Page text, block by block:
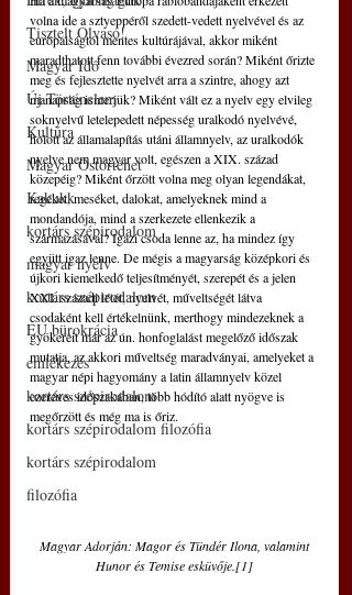
Tisztelt Olvasó!
Magyar Idő
Új Történelem
Kultúra
Magyar Őstörténet
Kakukk
kortárs szépirodalom
magyar nyelv
kortárs szépirodalom
EU bürokrácia
emlékezés
kortárs szépirodalom
kortárs szépirodalom filozófia
kortárs szépirodalom
filozófia
volna ide a sztyeppéről szedett-vedett nyelvével és az
európaiságtól mentes kultúrájával, akkor miként
maradthatott fenn további évezred során? Miként őrizte
meg és fejlesztette nyelvét arra a szintre, ahogy azt
manapság ismerjük? Miként vált ez a nyelv egy elvileg
soknyelvű letelepedett népesség uralkodó nyelvévé,
holott az államalapítás utáni államnyelv, az uralkodók
nyelve nem magyar volt, egészen a XIX. század
közepéig? Miként őrzött volna meg olyan legendákat,
regéket, meséket, dalokat, amelyeknek mind a
mondandója, mind a szerkezete ellenkezik a
származásával? Igazi csoda lenne az, ha mindez így
együtt igaz lenne. De mégis a magyarság középkori és
újkori kiemelkedő teljesítményét, szerepét és a jelen
XXI. századi létét, nyelvét, műveltségét látva
csodaként kell értékelnünk, merthogy mindezeknek a
gyökereit már az ún. honfoglalást megelőző időszak
mutatja, az akkori műveltség maradványai, amelyeket a
magyar népi hagyomány a latin államnyelv közel
ezeréves időszakában, több hódító alatt nyögve is
megőrzött és még ma is őriz.
Hunor és Temise esküvője.[1]